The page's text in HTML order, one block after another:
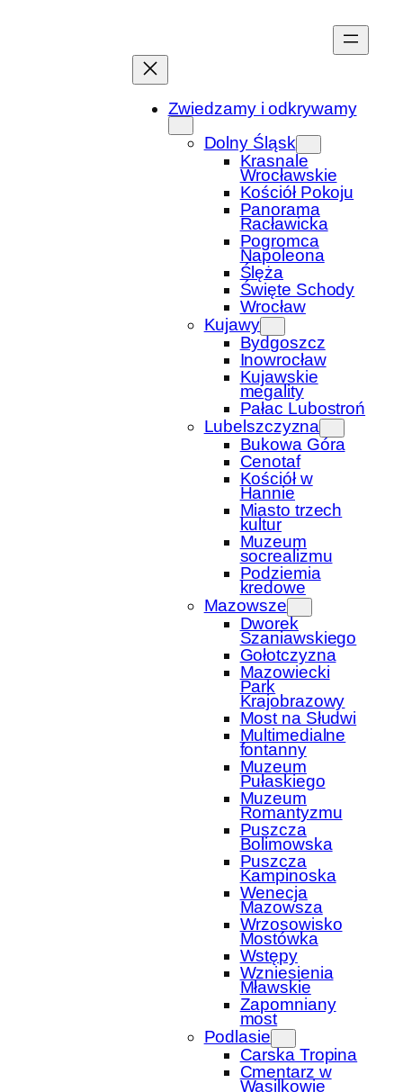
Zwiedzamy i odkrywamy
Dolny Śląsk
Krasnale
Wrocławskie
Kościół Pokoju
Panorama
Racławicka
Pogromca
Napoleona
Ślęża
Święte Schody
Wrocław
Kujawy
Bydgoszcz
Inowrocław
Kujawskie
megality
Pałac Lubostroń
Lubelszczyzna
Bukowa Góra
Cenotaf
Kościół w
Hannie
Miasto trzech
kultur
Muzeum
socrealizmu
Podziemia
kredowe
Mazowsze
Dworek
Szaniawskiego
Gołotczyzna
Mazowiecki
Park
Krajobrazowy
Most na Słudwi
Multimedialne
fontanny
Muzeum
Pułaskiego
Muzeum
Romantyzmu
Puszcza
Bolimowska
Puszcza
Kampinoska
Wenecja
Mazowsza
Wrzosowisko
Mostówka
Wstępy
Wzniesienia
Mławskie
Zapomniany
most
Podlasie
Carska Tropina
Cmentarz w
Wasilkowie